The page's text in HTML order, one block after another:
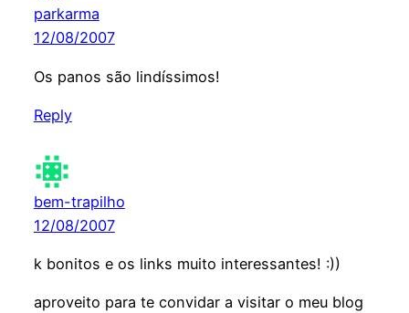
parkarma
12/08/2007
Os panos são lindíssimos!
Reply
bem-trapilho
12/08/2007
k bonitos e os links muito interessantes! :))
aproveito para te convidar a visitar o meu blog